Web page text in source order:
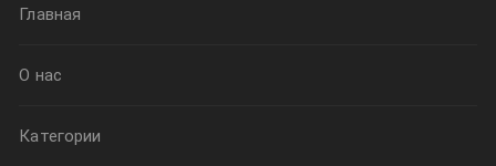
Главная
О нас
Категории